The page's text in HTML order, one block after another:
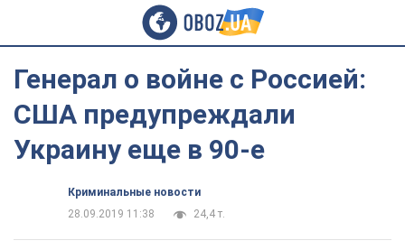
Генерал о войне с Россией:
США предупреждали
Украину еще в 90-е
Криминальные новости
28.09.2019 11:38
24,4 т.